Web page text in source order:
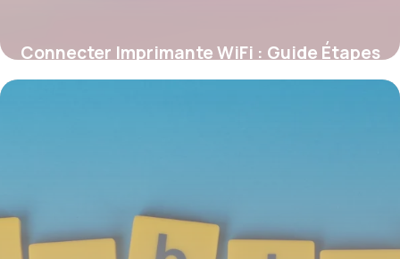
Connecter Imprimante WiFi : Guide Étapes
28 mai 2026